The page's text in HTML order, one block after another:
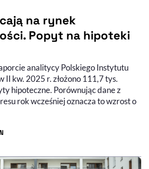
na rynek
Popyt na hipoteki
analitycy Polskiego Instytutu
II kw. 2025 r. złożono 111,7 tys.
hipoteczne. Porównując dane z
rok wcześniej oznacza to wzrost o
PROFIL